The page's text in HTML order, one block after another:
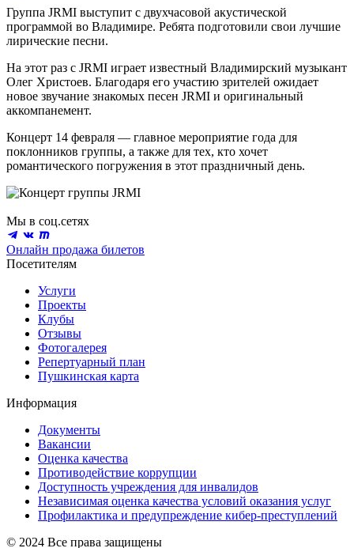
Группа JRMI выступит с двухчасовой акустической
программой во Владимире. Ребята подготовили свои лучшие
лирические песни.
На этот раз с JRMI играет известный Владимирский музыкант
Олег Христоев. Благодаря его участию зрителей ожидает
новое звучание знакомых песен JRMI и оригинальный
аккомпанемент.
Концерт 14 февраля — главное мероприятие года для
поклонников группы, а также для тех, кто хочет
романтического погружения в этот праздничный день.
Мы в соц.сетях
Онлайн продажа билетов
Посетителям
Услуги
Проекты
Клубы
Отзывы
Фотогалерея
Репертуарный план
Пушкинская карта
Информация
Документы
Вакансии
Оценка качества
Противодействие коррупции
Доступность учреждения для инвалидов
Независимая оценка качества условий оказания услуг
Профилактика и предупреждение кибер-преступлений
© 2024 Все права защищены